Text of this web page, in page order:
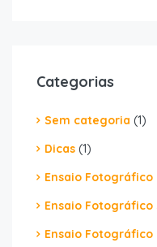
Categorias
Sem categoria (1)
Dicas (1)
Ensaio Fotográfico
Ensaio Fotográfico
Ensaio Fotográfico